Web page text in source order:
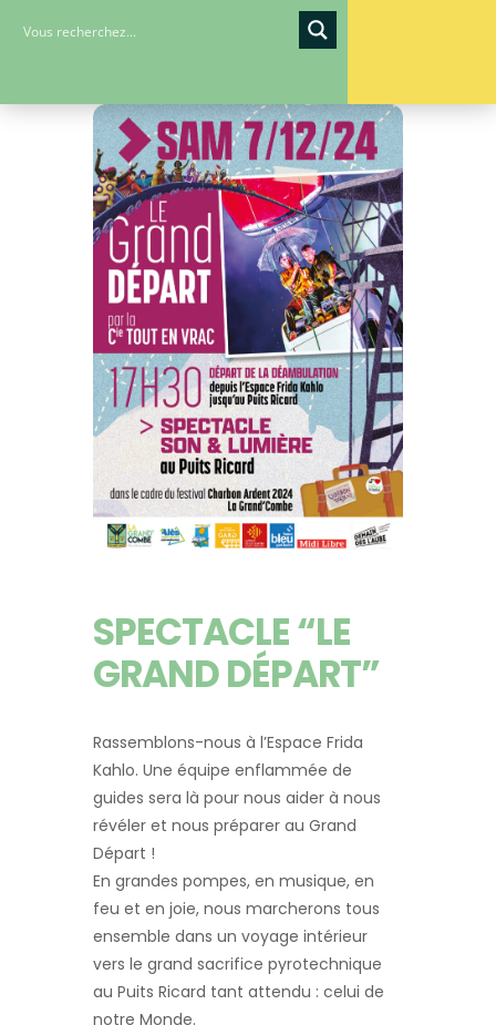
SPECTACLE “LE
GRAND DÉPART”
Rassemblons-nous à l’Espace Frida
Kahlo. Une équipe enflammée de
guides sera là pour nous aider à nous
révéler et nous préparer au Grand
Départ !
En grandes pompes, en musique, en
feu et en joie, nous marcherons tous
ensemble dans un voyage intérieur
vers le grand sacrifice pyrotechnique
au Puits Ricard tant attendu : celui de
notre Monde.